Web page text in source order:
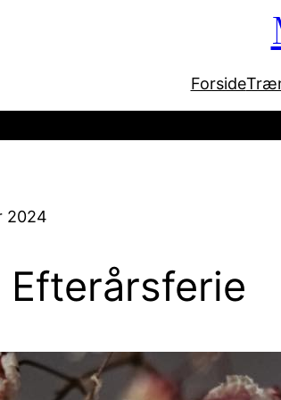
Forside
2024
Efterårsferie